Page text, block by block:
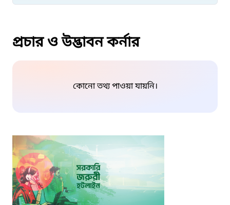
প্রচার ও উদ্ভাবন কর্নার
কোনো তথ্য পাওয়া যায়নি।